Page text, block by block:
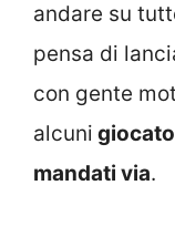
andare su
pensa di
con gente
alcuni
mandati via.